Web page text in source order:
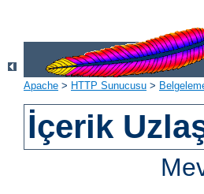
Apache > HTTP Sunucusu >
İçerik